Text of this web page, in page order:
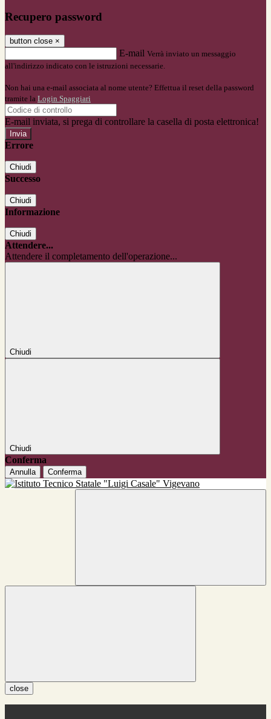
Recupero password
button close ×
E-mail Verrà inviato un messaggio
all'indirizzo indicato con le istruzioni necessarie.
Non hai una e-mail associata al nome utente? Effettua il reset della password
tramite la Login Spaggiari
E-mail inviata, si prega di controllare la casella di posta elettronica!
Errore
Chiudi
Successo
Chiudi
Informazione
Chiudi
Attendere...
Attendere il completamento dell'operazione...
Chiudi
Chiudi
Conferma
Annulla Conferma
close